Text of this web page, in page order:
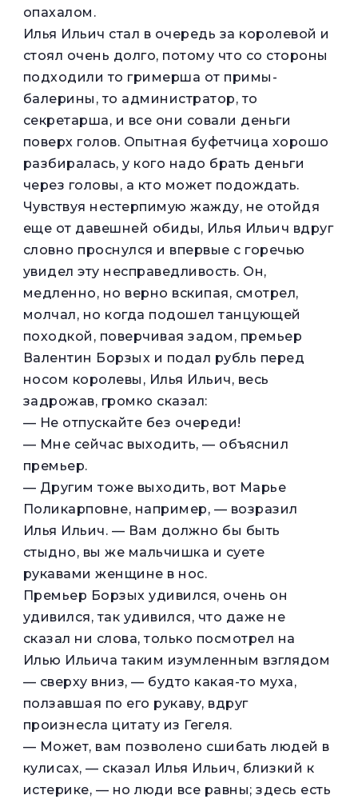
опахалом.
Илья Ильич стал в очередь за королевой и
стоял очень долго, потому что со стороны
подходили то гримерша от примы-
балерины, то администратор, то
секретарша, и все они совали деньги
поверх голов. Опытная буфетчица хорошо
разбиралась, у кого надо брать деньги
через головы, а кто может подождать.
Чувствуя нестерпимую жажду, не отойдя
еще от давешней обиды, Илья Ильич вдруг
словно проснулся и впервые с горечью
увидел эту несправедливость. Он,
медленно, но верно вскипая, смотрел,
молчал, но когда подошел танцующей
походкой, поверчивая задом, премьер
Валентин Борзых и подал рубль перед
носом королевы, Илья Ильич, весь
задрожав, громко сказал:
— Не отпускайте без очереди!
— Мне сейчас выходить, — объяснил
премьер.
— Другим тоже выходить, вот Марье
Поликарповне, например, — возразил
Илья Ильич. — Вам должно бы быть
стыдно, вы же мальчишка и суете
рукавами женщине в нос.
Премьер Борзых удивился, очень он
удивился, так удивился, что даже не
сказал ни слова, только посмотрел на
Илью Ильича таким изумленным взглядом
— сверху вниз, — будто какая-то муха,
ползавшая по его рукаву, вдруг
произнесла цитату из Гегеля.
— Может, вам позволено сшибать людей в
кулисах, — сказал Илья Ильич, близкий к
истерике, — но люди все равны; здесь есть